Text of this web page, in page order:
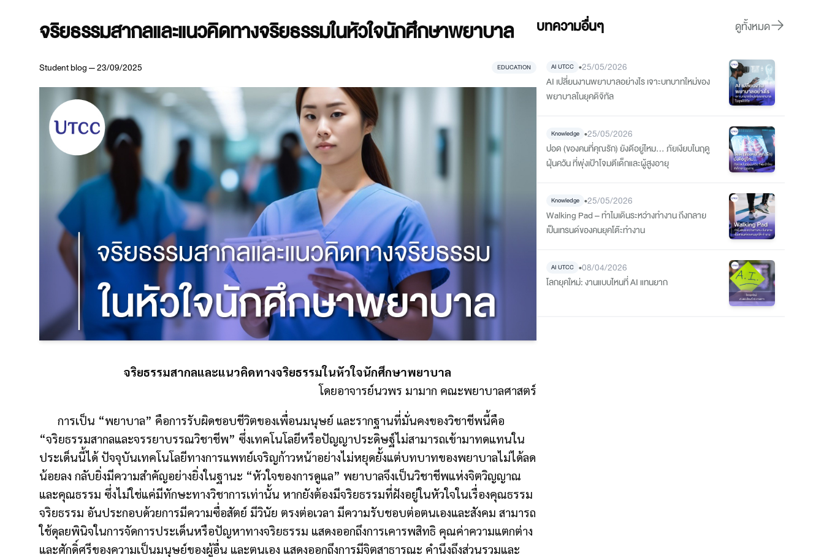
จริยธรรมสากลและแนวคิดทางจริยธรรมในหัวใจนักศึกษาพยาบาล
Student blog — 23/09/2025 EDUCATION
จริยธรรมสากลและแนวคิดทางจริยธรรมในหัวใจนักศึกษาพยาบาล
โดยอาจารย์นวพร มามาก คณะพยาบาลศาสตร์
การเป็น “พยาบาล” คือการรับผิดชอบชีวิตของเพื่อนมนุษย์ และรากฐานที่มั่นคงของวิชาชีพนี้คือ
“จริยธรรมสากลและจรรยาบรรณวิชาชีพ” ซึ่งเทคโนโลยีหรือปัญญาประดิษฐ์ไม่สามารถเข้ามาทดแทนใน
ประเด็นนี้ได้ ปัจจุบันเทคโนโลยีทางการแพทย์เจริญก้าวหน้าอย่างไม่หยุดยั้งแต่บทบาทของพยาบาลไม่ได้ลด
น้อยลง กลับยิ่งมีความสำคัญอย่างยิ่งในฐานะ “หัวใจของการดูแล” พยาบาลจึงเป็นวิชาชีพแห่งจิตวิญญาณ
และคุณธรรม ซึ่งไม่ใช่แค่มีทักษะทางวิชาการเท่านั้น หากยังต้องมีจริยธรรมที่ฝังอยู่ในหัวใจในเรื่องคุณธรรม
จริยธรรม อันประกอบด้วยการมีความซื่อสัตย์ มีวินัย ตรงต่อเวลา มีความรับชอบต่อตนเองและสังคม สามารถ
ใช้ดุลยพินิจในการจัดการประเด็นหรือปัญหาทางจริยธรรม แสดงออกถึงการเคารพสิทธิ คุณค่าความแตกต่าง
และศักดิ์ศรีของความเป็นมนุษย์ของผู้อื่น และตนเอง แสดงออกถึงการมีจิตสาธารณะ คํานึงถึงส่วนรวมและ
บทความอื่นๆ ดูทั้งหมด
AI UTCC •25/05/2026
AI เปลี่ยนงานพยาบาลอย่างไร เจาะบทบาทใหม่ของ
พยาบาลในยุคดิจิทัล
Knowledge •25/05/2026
ปอด (ของคนที่คุณรัก) ยังดีอยู่ไหม… ภัยเงียบในฤดู
ฝุ่นควัน ที่พุ่งเป้าโจมตีเด็กและผู้สูงอายุ
Knowledge •25/05/2026
Walking Pad – ทำไมเดินระหว่างทำงาน ถึงกลาย
เป็นเทรนด์ของคนยุคโต๊ะทำงาน
AI UTCC •08/04/2026
โลกยุคใหม่: งานแบบไหนที่ AI แทนยาก